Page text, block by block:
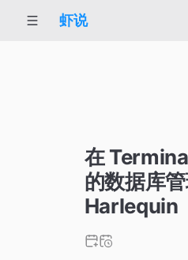
虾说
在
的数据库
Harlequin